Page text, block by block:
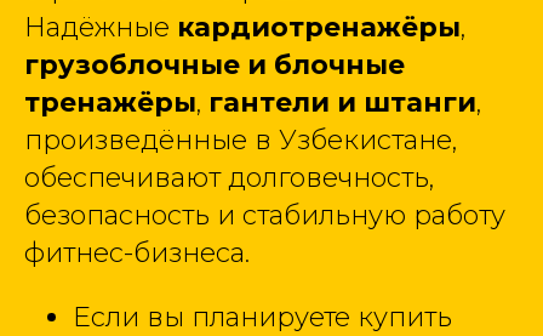
Надёжные кардиотренажёры,
грузоблочные и блочные
тренажёры, гантели и штанги,
произведённые в Узбекистане,
обеспечивают долговечность,
безопасность и стабильную работу
фитнес-бизнеса.
Если вы планируете купить